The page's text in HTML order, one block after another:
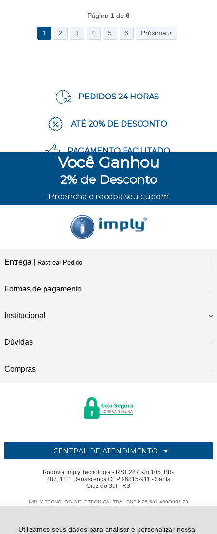
Utilizamos seus dados para analisar e personalizar nossa
Página 1de 6
1 2 3 4 5 6 Próxima >
PEDIDOS 24 HORAS
ATÉ 20% DE DESCONTO
PAGAMENTO FACILITADO
ENVIO RÁPIDO
Você Ganhou
2%de Desconto
Preencha e receba seu cupom
Entrega | Rastrear Pedido
Formas de pagamento
Institucional
Dúvidas
Compras
CENTRAL DE ATENDIMENTO
Rodovia Imply Tecnologia - RST 287 Km 105, BR-
287, 1111 Renascença CEP 96815-911 - Santa
Cruz do Sul - RS
IMPLY TECNOLOGIA ELETRONICA LTDA - CNPJ: 05.681.400/0001-23